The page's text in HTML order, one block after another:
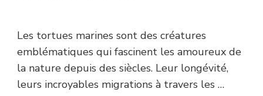
Les tortues marines sont des créatures
emblématiques qui fascinent les amoureux de
la nature depuis des siècles. Leur longévité,
leurs incroyables migrations à travers les …